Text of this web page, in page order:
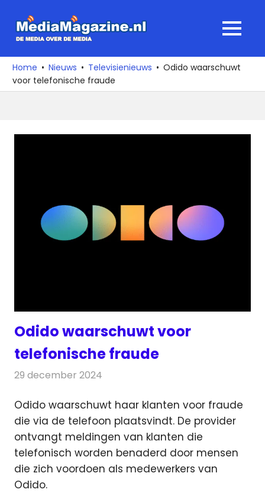
naar
media
over
de
MENU
Home Nieuws Televisienieuws
Odido waarschuwt
voor telefonische fraude
Odido waarschuwt voor
telefonische fraude
29 december 2024
Odido waarschuwt haar klanten voor fraude
die via de telefoon plaatsvindt. De provider
ontvangt meldingen van klanten die
telefonisch worden benaderd door mensen
die zich voordoen als medewerkers van
Odido.